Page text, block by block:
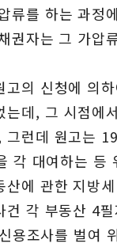
류를 하는 과
권자는 그 가압
고의 신청에
는데, 그 시점
그런데 원고는
각 대여하는 등
에 관한 지방
각 부동산 4
용조사를 벌여